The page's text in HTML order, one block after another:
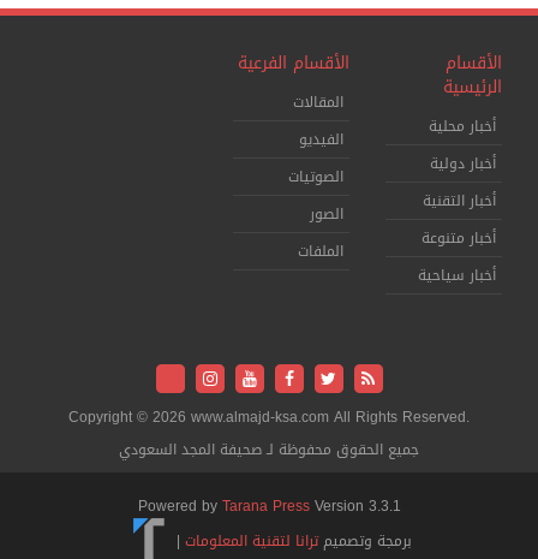
الأقسام
الرئيسية
أخبار محلية
أخبار دولية
أخبار التقنية
أخبار متنوعة
أخبار سياحية
الأقسام الفرعية
المقالات
الفيديو
الصوتيات
الصور
الملفات
Copyright © 2026 www.almajd-ksa.com All Rights Reserved.
جميع الحقوق محفوظة لـ صحيفة المجد السعودي
Powered byTarana PressVersion 3.3.1
برمجة وتصميمترانا لتقنية المعلومات |